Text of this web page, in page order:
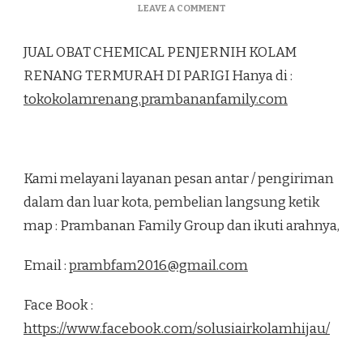
LEAVE A COMMENTON
CHEMICAL
PENJERNIH
KOLAM
RENANG
JUAL OBAT CHEMICAL PENJERNIH KOLAM
RENANG TERMURAH DI PARIGI Hanya di :
tokokolamrenang.prambananfamily.com
Kami melayani layanan pesan antar / pengiriman
dalam dan luar kota, pembelian langsung ketik
map : Prambanan Family Group dan ikuti arahnya,
Email :prambfam2016@gmail.com
Face Book :
https://www.facebook.com/solusiairkolamhijau/